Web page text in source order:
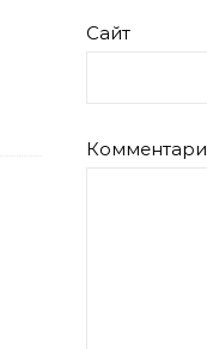
Сайт